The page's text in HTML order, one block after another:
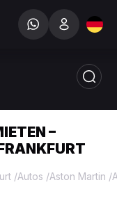
–
/Autos /Aston Martin /